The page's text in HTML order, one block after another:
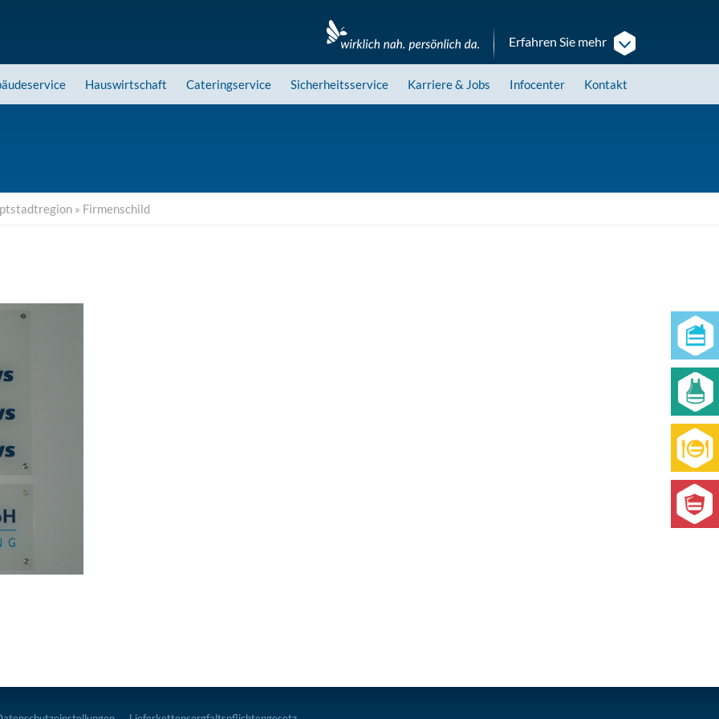
Erfahren Sie mehr
Hauswirtschaft Cateringservice Sicherheitsservice Karriere& Jobs Infocenter Kontakt
» Firmenschild